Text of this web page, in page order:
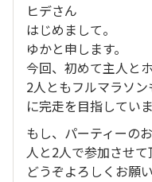
ヒデさん
はじめまして。
ゆかと申します。
今回、初めて主人と
2人ともフルマラソ
に完走を目指していま
もし、パーティーの
人と2人で参加させて
どうぞよろしくお願い